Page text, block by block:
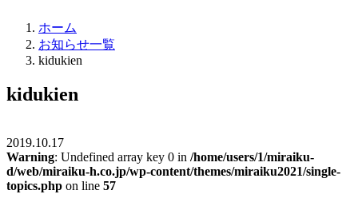
ホーム
お知らせ一覧
kidukien
kidukien
2019.10.17
Warning: Undefined array key 0 in /home/users/1/miraiku-
d/web/miraiku-h.co.jp/wp-content/themes/miraiku2021/single-
topics.php on line 57